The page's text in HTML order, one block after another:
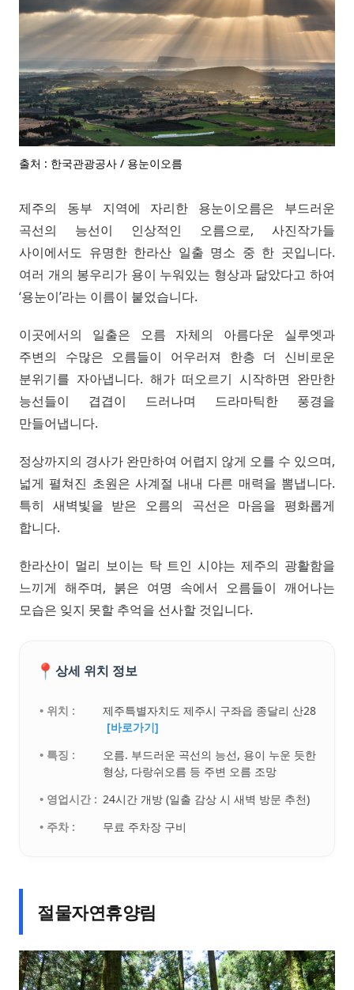
출처 : 한국관광공사 / 용눈이오름
제주의 동부 지역에 자리한 용눈이오름은 부드러운
곡선의 능선이 인상적인 오름으로, 사진작가들
사이에서도 유명한 한라산 일출 명소 중 한 곳입니다.
여러 개의 봉우리가 용이 누워있는 형상과 닮았다고 하여
‘용눈이’라는 이름이 붙었습니다.
이곳에서의 일출은 오름 자체의 아름다운 실루엣과
주변의 수많은 오름들이 어우러져 한층 더 신비로운
분위기를 자아냅니다. 해가 떠오르기 시작하면 완만한
능선들이 겹겹이 드러나며 드라마틱한 풍경을
만들어냅니다.
정상까지의 경사가 완만하여 어렵지 않게 오를 수 있으며,
넓게 펼쳐진 초원은 사계절 내내 다른 매력을 뽐냅니다.
특히 새벽빛을 받은 오름의 곡선은 마음을 평화롭게
합니다.
한라산이 멀리 보이는 탁 트인 시야는 제주의 광활함을
느끼게 해주며, 붉은 여명 속에서 오름들이 깨어나는
모습은 잊지 못할 추억을 선사할 것입니다.
📍 상세 위치 정보
• 위치 :
제주특별자치도 제주시 구좌읍 종달리 산28
[바로가기]
• 특징 :
오름. 부드러운 곡선의 능선, 용이 누운 듯한
형상, 다랑쉬오름 등 주변 오름 조망
• 영업시간 : 24시간 개방 (일출 감상 시 새벽 방문 추천)
• 주차 :
무료 주차장 구비
절물자연휴양림